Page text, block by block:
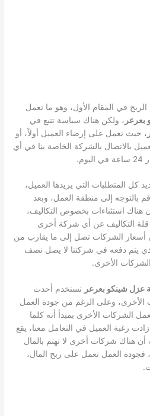
في المقام الأول، وهو ما تعمل
، ولكن هناك سياسة تتبع في
، حيث نعمل على إرضاء العميل أولاً، أو
بالاتصال بالشركة الخاصة بنا في أي
كل المتطلبات التي يريدها العميل،
بالتوجه إلى منطقة العمل، وبعد
هناك استثناءات بخصوص التكاليف،
قلة التكاليف عن أي شركة أخرى
الشركات تصل إلى ما يقارب من
يتم دفعه في شركتنا لا يصل نصف
الأخرى.
عزل شينكو بعرعر تستخدم أحدث
الأخرى، وعلى الرغم من جودة العمل
الشركات الأخرى بمبدأ أنه كلما
رغبة العميل في التعامل معنا، يقع
أن هناك شركات أخرى لا تهتم بالمال
فجودة العمل تعمل على ربح المال،